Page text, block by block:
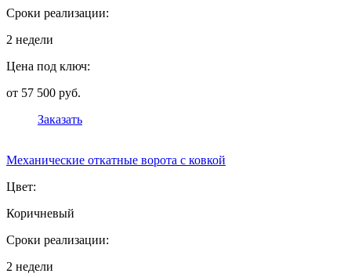
Сроки реализации:
2 недели
Цена под ключ:
от 57 500 руб.
Заказать
Механические откатные ворота с ковкой
Цвет:
Коричневый
Сроки реализации:
2 недели